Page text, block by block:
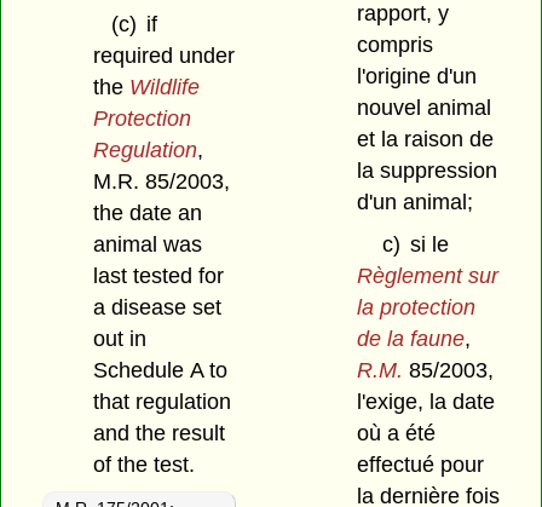
(c) if
required under
the Wildlife
Protection
Regulation,
M.R. 85/2003,
the date an
animal was
last tested for
a disease set
out in
Schedule A to
that regulation
and the result
of the test.
rapport, y
compris
l'origine d'un
nouvel animal
et la raison de
la suppression
d'un animal;
c) si le
Règlement sur
la protection
de la faune,
R.M.85/2003,
l'exige, la date
où a été
effectué pour
la dernière fois